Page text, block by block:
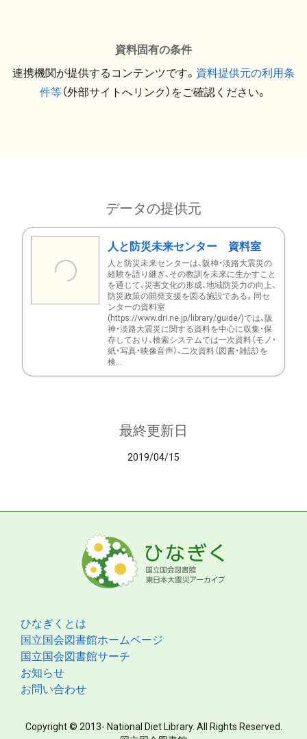
資料固有の条件
連携機関が提供するコンテンツです。 資料提供元の利用条
件等（外部サイトへリンク）をご確認ください。
データの提供元
人と防災未来センター 資料室
人と防災未来センターは、阪神・淡路大震災の
経験を語り継ぎ、その教訓を未来に生かすこと
を通じて、災害文化の形成、地域防災力の向上、
防災政策の開発支援を図る施設である。同セ
ンターの資料室
(https://www.dri.ne.jp/library/guide/)では、阪
神・淡路大震災に関する資料を中心に収集・保
存しており、検索システムでは一次資料（モノ・
紙・写真・映像音声）、二次資料（図書・雑誌）を
検...
最終更新日
2019/04/15
ひなぎくとは
国立国会図書館ホームページ
国立国会図書館サーチ
お知らせ
お問い合わせ
Copyright © 2013- National Diet Library. All Rights Reserved.